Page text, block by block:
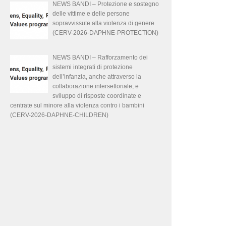
NEWS BANDI – Protezione e sostegno
delle vittime e delle persone
sopravvissute alla violenza di genere
(CERV-2026-DAPHNE-PROTECTION)
NEWS BANDI – Rafforzamento dei
sistemi integrati di protezione
dell’infanzia, anche attraverso la
collaborazione intersettoriale, e
sviluppo di risposte coordinate e
centrate sul minore alla violenza contro i bambini
(CERV-2026-DAPHNE-CHILDREN)